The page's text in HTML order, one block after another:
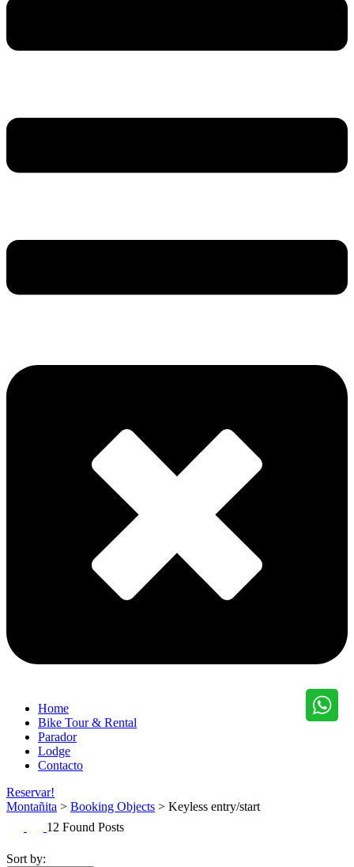
Home
Bike Tour & Rental
Parador
Lodge
Contacto
Reservar!
Montañita > Booking Objects > Keyless entry/start
12 Found Posts
Sort by: